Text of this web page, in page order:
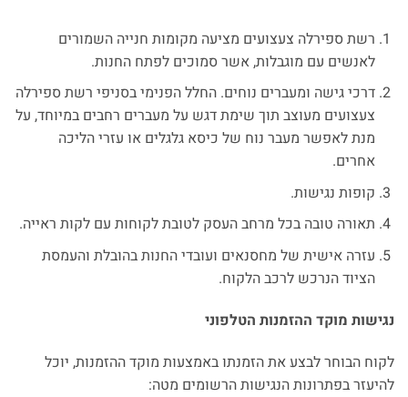
רשת ספירלה צעצועים מציעה מקומות חנייה השמורים
לאנשים עם מוגבלות, אשר סמוכים לפתח החנות.
דרכי גישה ומעברים נוחים. החלל הפנימי בסניפי רשת ספירלה
צעצועים מעוצב תוך שימת דגש על מעברים רחבים במיוחד, על
מנת לאפשר מעבר נוח של כיסא גלגלים או עזרי הליכה
אחרים.
קופות נגישות.
תאורה טובה בכל מרחב העסק לטובת לקוחות עם לקות ראייה.
עזרה אישית של מחסנאים ועובדי החנות בהובלת והעמסת
הציוד הנרכש לרכב הלקוח.
נגישות מוקד ההזמנות הטלפוני
לקוח הבוחר לבצע את הזמנתו באמצעות מוקד ההזמנות, יוכל
להיעזר בפתרונות הנגישות הרשומים מטה: